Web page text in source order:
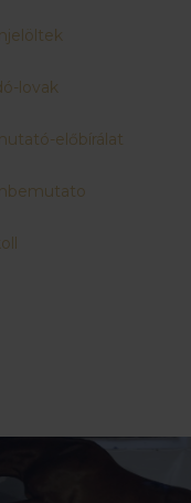
lovak
előbírálat